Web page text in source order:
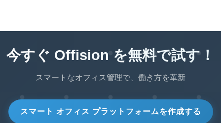
す。
今すぐ Offision を無料で試す！
スマートなオフィス管理で、働き方を革新
スマート オフィス プラットフォームを作成する